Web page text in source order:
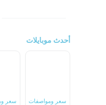
أحدث موبايلات
سعر ومواصفات
سعر